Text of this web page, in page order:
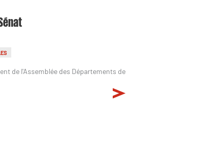
de l'Assemblée des Départements de